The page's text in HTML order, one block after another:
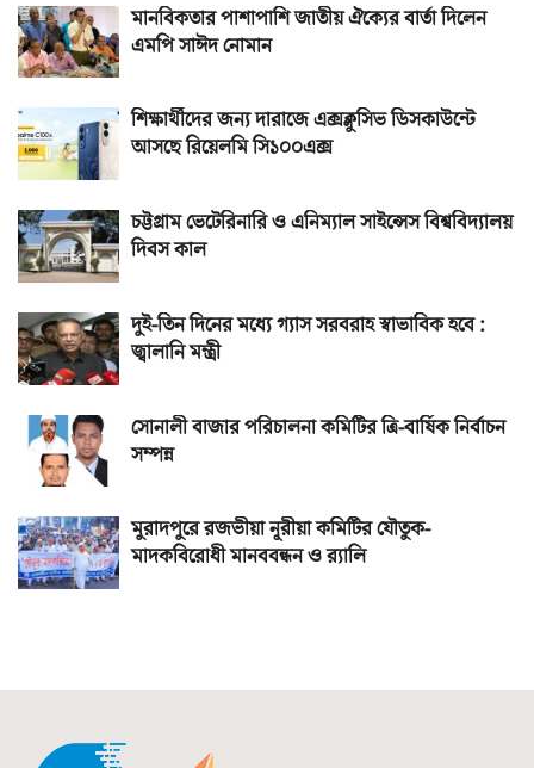
মানবিকতার পাশাপাশি জাতীয় ঐক্যের বার্তা দিলেন
এমপি সাঈদ নোমান
শিক্ষার্থীদের জন্য দারাজে এক্সক্লুসিভ ডিসকাউন্টে
আসছে রিয়েলমি সি১০০এক্স
চট্টগ্রাম ভেটেরিনারি ও এনিম্যাল সাইন্সেস বিশ্ববিদ্যালয়
দিবস কাল
দুই-তিন দিনের মধ্যে গ্যাস সরবরাহ স্বাভাবিক হবে :
জ্বালানি মন্ত্রী
সোনালী বাজার পরিচালনা কমিটির ত্রি-বার্ষিক নির্বাচন
সম্পন্ন
মুরাদপুরে রজভীয়া নূরীয়া কমিটির যৌতুক-
মাদকবিরোধী মানববন্ধন ও র‌্যালি